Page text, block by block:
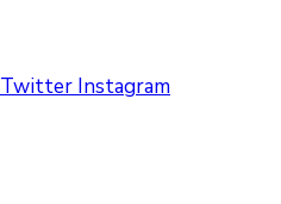
Twitter Instagram